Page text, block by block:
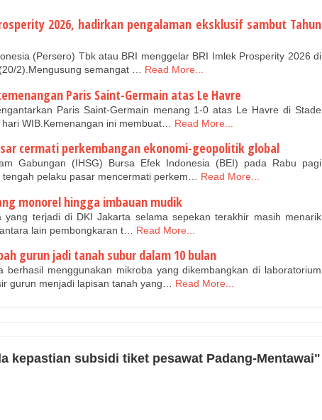
2026, hadirkan pengalaman eksklusif sambut Tahun
(Persero) Tbk atau BRI menggelar BRI Imlek Prosperity 2026 di
2).Mengusung semangat …
Read More...
Paris Saint-Germain atas Le Havre
Paris Saint-Germain menang 1-0 atas Le Havre di Stade
WIB.Kemenangan ini membuat…
Read More...
cermati perkembangan ekonomi-geopolitik global
Gabungan (IHSG) Bursa Efek Indonesia (BEI) pada Rabu pagi
pelaku pasar mencermati perkem…
Read More...
monorel hingga imbauan mudik
yang terjadi di DKI Jakarta selama sepekan terakhir masih menarik
lain pembongkaran t…
Read More...
gurun jadi tanah subur dalam 10 bulan
berhasil menggunakan mikroba yang dikembangkan di laboratorium
gurun menjadi lapisan tanah yang…
Read More...
kepastian subsidi tiket pesawat Padang-Mentawai"